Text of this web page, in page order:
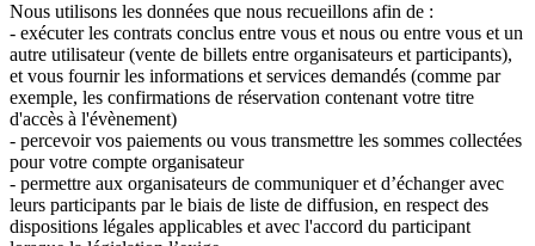
Nous utilisons les données que nous recueillons afin de :
- exécuter les contrats conclus entre vous et nous ou entre vous et un
autre utilisateur (vente de billets entre organisateurs et participants),
et vous fournir les informations et services demandés (comme par
exemple, les confirmations de réservation contenant votre titre
d'accès à l'évènement)
- percevoir vos paiements ou vous transmettre les sommes collectées
pour votre compte organisateur
- permettre aux organisateurs de communiquer et d’échanger avec
leurs participants par le biais de liste de diffusion, en respect des
dispositions légales applicables et avec l'accord du participant